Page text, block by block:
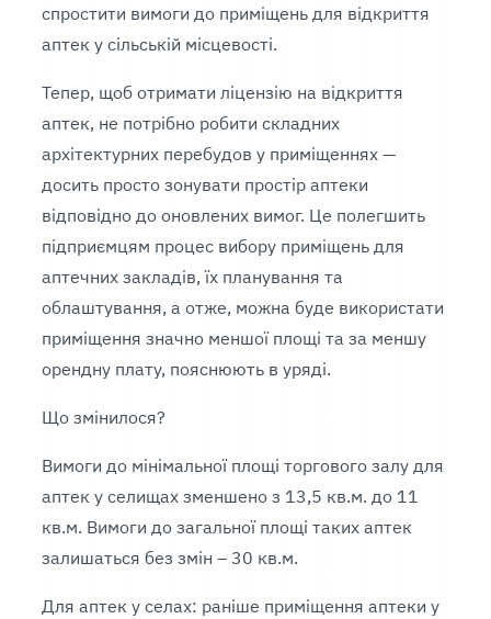
спростити вимоги до приміщень для відкриття
аптек у сільській місцевості.
Тепер, щоб отримати ліцензію на відкриття
аптек, не потрібно робити складних
архітектурних перебудов у приміщеннях —
досить просто зонувати простір аптеки
відповідно до оновлених вимог. Це полегшить
підприємцям процес вибору приміщень для
аптечних закладів, їх планування та
облаштування, а отже, можна буде використати
приміщення значно меншої площі та за меншу
орендну плату, пояснюють в уряді.
Що змінилося?
Вимоги до мінімальної площі торгового залу для
аптек у селищах зменшено з 13,5 кв.м. до 11
кв.м. Вимоги до загальної площі таких аптек
залишаться без змін – 30 кв.м.
Для аптек у селах: раніше приміщення аптеки у